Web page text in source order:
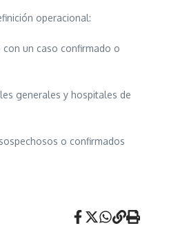
operacional:
un caso confirmado o
generales y hospitales de
o confirmados